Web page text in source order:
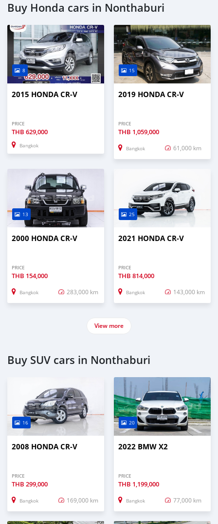
Buy Honda cars in Nonthaburi
8
2015 HONDA CR-V
PRICE
THB 629,000
Bangkok
15
2019 HONDA CR-V
PRICE
THB 1,059,000
Bangkok 61,000 km
13
2000 HONDA CR-V
PRICE
THB 154,000
Bangkok 283,000 km
25
2021 HONDA CR-V
PRICE
THB 814,000
Bangkok 143,000 km
View more
Buy SUV cars in Nonthaburi
16
2008 HONDA CR-V
PRICE
THB 299,000
Bangkok 169,000 km
20
2022 BMW X2
PRICE
THB 1,199,000
Bangkok 77,000 km